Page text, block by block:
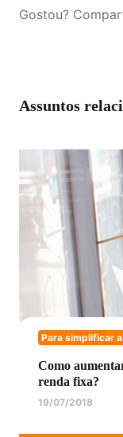
Gostou?
Assuntos
Para simplificar
Como
renda fixa?
19/07/2018